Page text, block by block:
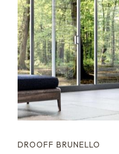
DROOFF BRUNELLO